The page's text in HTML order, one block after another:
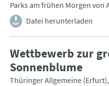
Parks am frühen Morgen von
Datei herunterladen
Wettbewerb zur
Sonnenblume
Thüringer Allgemeine (Erfurt)